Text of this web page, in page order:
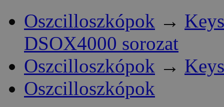
Oszcilloszkópok →
DSOX4000 sorozat
Oszcilloszkópok →
Oszcilloszkópok